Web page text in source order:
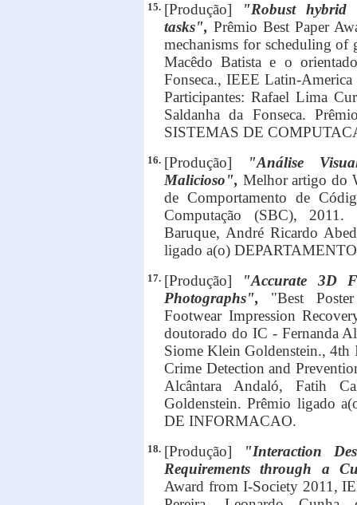
15. [Produção]
"Robust hybrid
tasks", Prêmio Best Paper
mechanisms for scheduling
Macêdo Batista e o
Fonseca., IEEE Latin-
Participantes: Rafael Lima
Saldanha da Fonseca.
SISTEMAS DE
16. [Produção]
"Análise
Malicioso", Melhor artigo do
de Comportamento de
Computação (SBC), 2011.
Baruque, André Ricardo
ligado a(o)
17. [Produção]
"Accurate 3D
Photographs", "Best
Footwear Impression
doutorado do IC - Fernanda
Siome Klein Goldenstein., 4th
Crime Detection and
Alcântara Andaló, Fatih
Goldenstein. Prêmio ligado
DE INFORMACAO.
18. [Produção]
"Interaction
Requirements through a
Award from I-Society 2011,